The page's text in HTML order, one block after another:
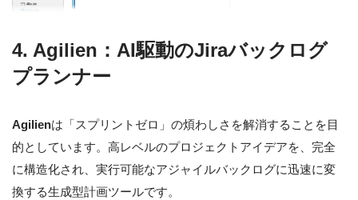
4. Agilien：AI駆動のJiraバックログ
プランナー
Agilienは「スプリントゼロ」の煩わしさを解消することを目
的としています。高レベルのプロジェクトアイデアを、完全
に構造化され、実行可能なアジャイルバックログに迅速に変
換する生成型計画ツールです。